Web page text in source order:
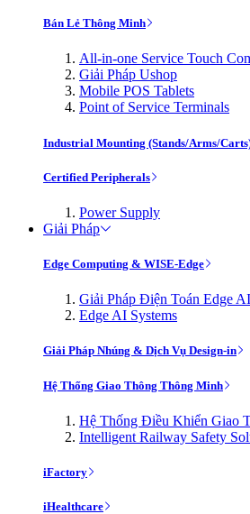
Bán Lẻ Thông Minh
All-in-one Service Touch
Giải Pháp Ushop
Mobile POS Tablets
Point of Service Terminals
Industrial Mounting (Stands/Arms/
Certified Peripherals
Power Supply
Giải Pháp
Edge Computing & WISE-Edge
Giải Pháp Điện Toán Edge AI
Edge AI Systems
Giải Pháp Nhúng & Dịch Vụ Design-in
Hệ Thống Giao Thông Thông Minh
Hệ Thống Điều Khiển Giao
Intelligent Railway Safety
iFactory
iHealthcare